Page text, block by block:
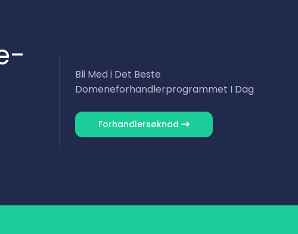
Bli Med i Det Beste
Domene­forhandlerprogrammet I Dag
Forhandler­søknad